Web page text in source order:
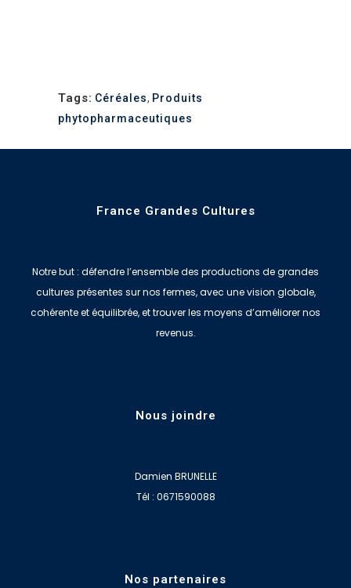
Tags: Céréales, Produits
phytopharmaceutiques
France Grandes Cultures
Notre but : défendre l’ensemble des productions de grandes
cultures présentes sur nos fermes, avec une vision globale,
cohérente et équilibrée, et trouver les moyens d’améliorer nos
revenus.
Nous joindre
Damien BRUNELLE
Tél : 0671590088
Nos partenaires